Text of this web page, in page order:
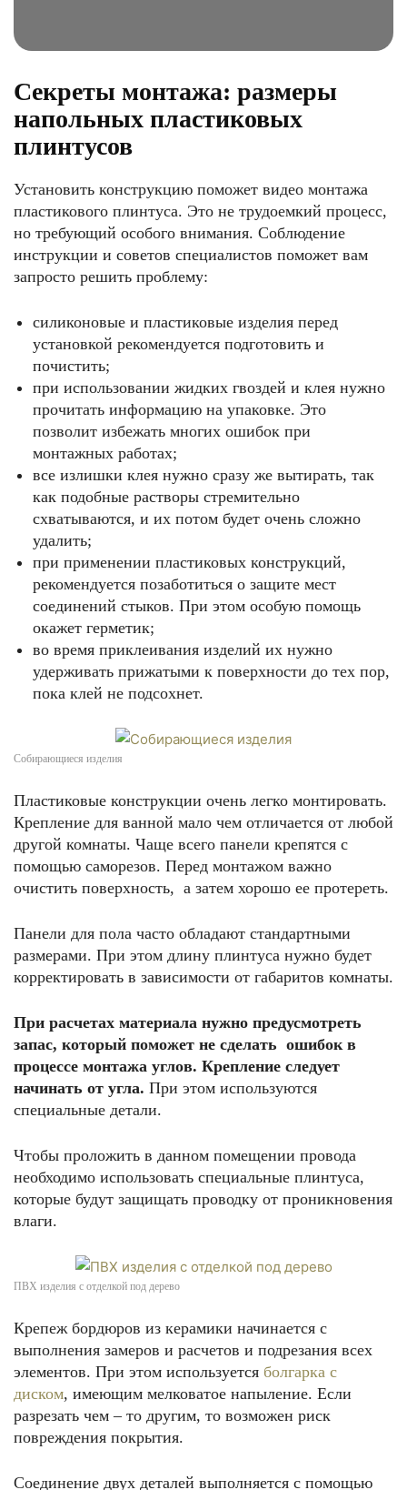
Секреты монтажа: размеры
напольных пластиковых
плинтусов
Установить конструкцию поможет видео монтажа
пластикового плинтуса. Это не трудоемкий процесс,
но требующий особого внимания. Соблюдение
инструкции и советов специалистов поможет вам
запросто решить проблему:
силиконовые и пластиковые изделия перед
установкой рекомендуется подготовить и
почистить;
при использовании жидких гвоздей и клея нужно
прочитать информацию на упаковке. Это
позволит избежать многих ошибок при
монтажных работах;
все излишки клея нужно сразу же вытирать, так
как подобные растворы стремительно
схватываются, и их потом будет очень сложно
удалить;
при применении пластиковых конструкций,
рекомендуется позаботиться о защите мест
соединений стыков. При этом особую помощь
окажет герметик;
во время приклеивания изделий их нужно
удерживать прижатыми к поверхности до тех пор,
пока клей не подсохнет.
Собирающиеся изделия
Пластиковые конструкции очень легко монтировать.
Крепление для ванной мало чем отличается от любой
другой комнаты. Чаще всего панели крепятся с
помощью саморезов. Перед монтажом важно
очистить поверхность, а затем хорошо ее протереть.
Панели для пола часто обладают стандартными
размерами. При этом длину плинтуса нужно будет
корректировать в зависимости от габаритов комнаты.
При расчетах материала нужно предусмотреть
запас, который поможет не сделать ошибок в
процессе монтажа углов. Крепление следует
начинать от угла. При этом используются
специальные детали.
Чтобы проложить в данном помещении провода
необходимо использовать специальные плинтуса,
которые будут защищать проводку от проникновения
влаги.
ПВХ изделия с отделкой под дерево
Крепеж бордюров из керамики начинается с
выполнения замеров и расчетов и подрезания всех
элементов. При этом используется болгарка с
диском, имеющим мелковатое напыление. Если
разрезать чем – то другим, то возможен риск
повреждения покрытия.
Соединение двух деталей выполняется с помощью